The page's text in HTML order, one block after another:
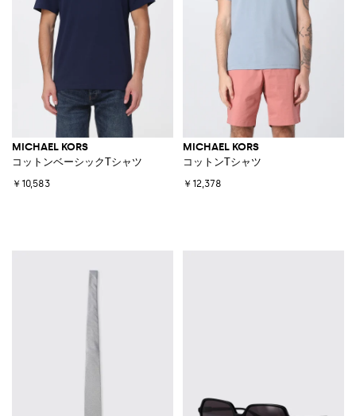
MICHAEL KORS
コットンベーシックTシャツ
￥10,583
MICHAEL KORS
コットンTシャツ
￥12,378